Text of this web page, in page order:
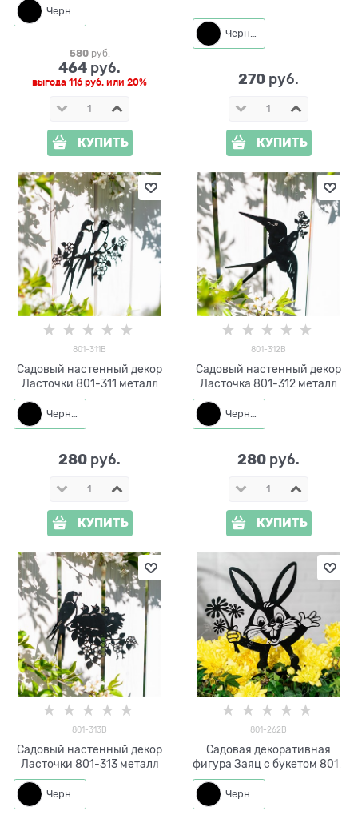
Черный
580 руб.
464 руб.
выгода 116 руб. или 20%
КУПИТЬ
Черный
270 руб.
КУПИТЬ
801-311B
Садовый настенный декор
Ласточки 801-311 металл
Черный
280 руб.
КУПИТЬ
801-312B
Садовый настенный декор
Ласточка 801-312 металл
Черный
280 руб.
КУПИТЬ
801-313B
Садовый настенный декор
Ласточки 801-313 металл
Черный
801-262B
Садовая декоративная
фигура Заяц с букетом 801-
262 металл h=33 см
Черный